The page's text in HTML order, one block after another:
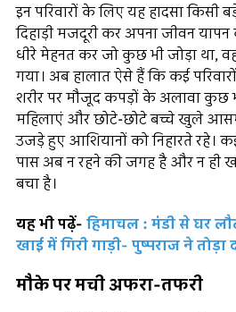
इन परिवारों के लिए यह हादसा किसी
दिहाड़ी मजदूरी कर अपना जीवन
धीरे मेहनत कर जो कुछ भी जोड़ा था,
गया। अब हालात ऐसे हैं कि कई
शरीर पर मौजूद कपड़ों के अलावा कुछ
महिलाएं और छोटे-छोटे बच्चे खुले
उजड़े हुए आशियानों को निहारते रहे।
पास अब न रहने की जगह है और न ही
बचा है।
यह भी पढ़ें- हिमाचल : मंडी से घर
खाई में गिरी गाड़ी- पुष्पराज ने तोड़ा
मौके पर मची अफरा-तफरी